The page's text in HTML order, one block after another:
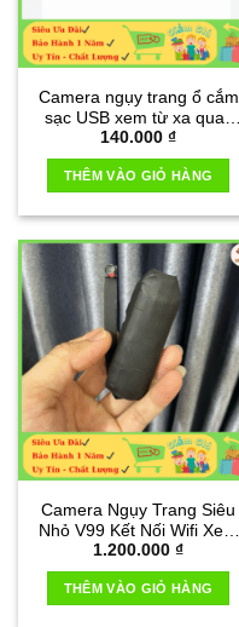
Camera ngụy trang ổ cắm
sạc USB xem từ xa quay
phim 4k siêu rõ nét
140.000 ₫
THÊM VÀO GIỎ HÀNG
Camera Ngụy Trang Siêu
Nhỏ V99 Kết Nối Wifi Xem
Qua Điện Thoại
1.200.000 ₫
THÊM VÀO GIỎ HÀNG